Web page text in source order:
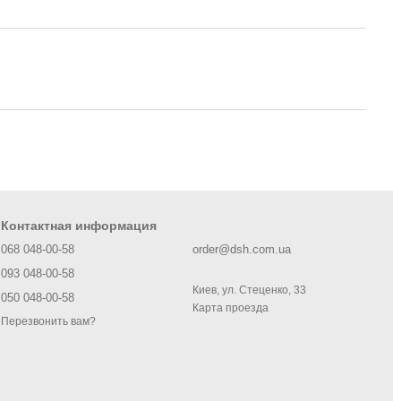
Контактная информация
068 048-00-58
093 048-00-58
050 048-00-58
Перезвонить вам?
order@dsh.com.ua
Киев, ул. Стеценко, 33
Карта проезда